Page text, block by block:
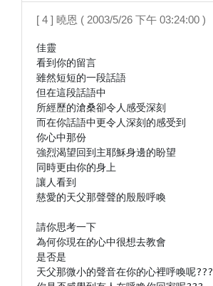
[ 4 ] 曉恩 ( 2003/5/26 下午 03:24:00 )
佳靈
看到你的留言
雖然短短的一段話語
但在這段話語中
所經歷的滄桑卻令人感受深刻
而在你話語中更令人深刻的感受到
你心中那份
強烈渴望回到主耶穌身邊的盼望
同時更由你的身上
讓人看到
慈愛的天父那聲聲的殷殷呼喚
請你思考一下
為何你現在的心中很想去教會
是否是
天父那微小的聲音在你的心裡呼喚呢???